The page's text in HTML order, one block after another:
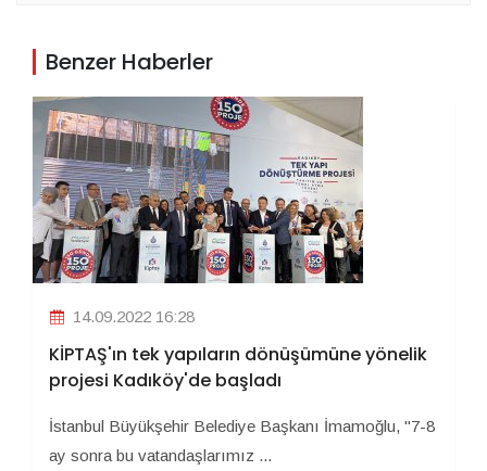
Benzer Haberler
14.09.2022 16:28
KİPTAŞ'ın tek yapıların dönüşümüne yönelik
projesi Kadıköy'de başladı
İstanbul Büyükşehir Belediye Başkanı İmamoğlu, "7-8
ay sonra bu vatandaşlarımız ...